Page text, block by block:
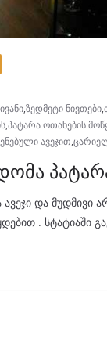
,ზედმეტი ნივთები,
,პატარა ოთახების
ავეჯით,
და მუდმივი
. სტატიაში